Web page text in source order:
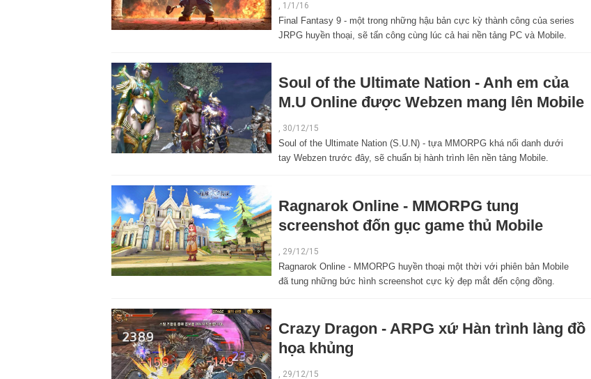
, 1/1/16
Final Fantasy 9 - một trong những hậu bản cực kỳ thành công của series
JRPG huyền thoại, sẽ tấn công cùng lúc cả hai nền tảng PC và Mobile.
Soul of the Ultimate Nation - Anh em của
M.U Online được Webzen mang lên Mobile
, 30/12/15
Soul of the Ultimate Nation (S.U.N) - tựa MMORPG khá nổi danh dưới
tay Webzen trước đây, sẽ chuẩn bị hành trình lên nền tảng Mobile.
Ragnarok Online - MMORPG tung
screenshot đốn gục game thủ Mobile
29/12/15
Ragnarok Online - MMORPG huyền thoại một thời với phiên bản Mobile
đã tung những bức hình screenshot cực kỳ đẹp mắt đến cộng đồng.
Crazy Dragon - ARPG xứ Hàn trình làng đồ
họa khủng
, 29/12/15